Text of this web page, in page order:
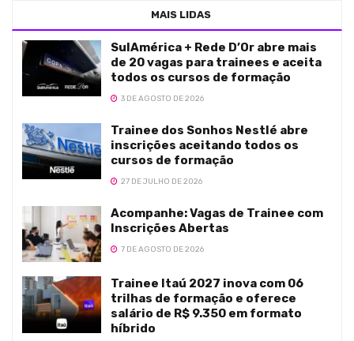
MAIS LIDAS
SulAmérica + Rede D’Or abre mais
de 20 vagas para trainees e aceita
todos os cursos de formação
3 DE AGOSTO DE 2026
Trainee dos Sonhos Nestlé abre
inscrições aceitando todos os
cursos de formação
27 DE JULHO DE 2026
Acompanhe: Vagas de Trainee com
Inscrições Abertas
7 DE AGOSTO DE 2026
Trainee Itaú 2027 inova com 06
trilhas de formação e oferece
salário de R$ 9.350 em formato
híbrido